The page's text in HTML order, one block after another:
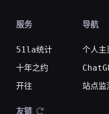
服务
51la统计
十年之约
开往
导航
个人主
站点监
友链